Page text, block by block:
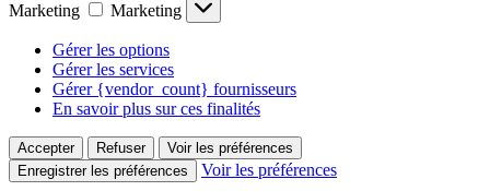
Marketing
Marketing
Gérer les options
Gérer les services
Gérer {vendor_count} fournisseurs
En savoir plus sur ces finalités
Accepter Refuser
Voir les préférences
Enregistrer les préférences
Voir les préférences